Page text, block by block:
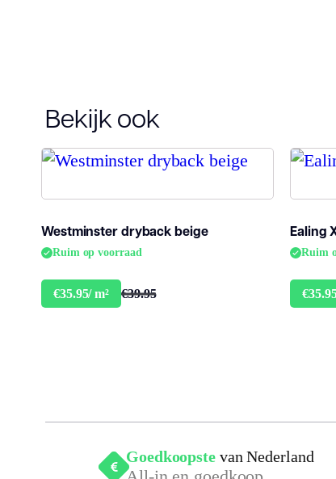
Bekijk ook
Westminster dryback beige
Ruim op voorraad
€35.95/ m² €39.95
Ealing
Ruim
Goedkoopstevan Nederland